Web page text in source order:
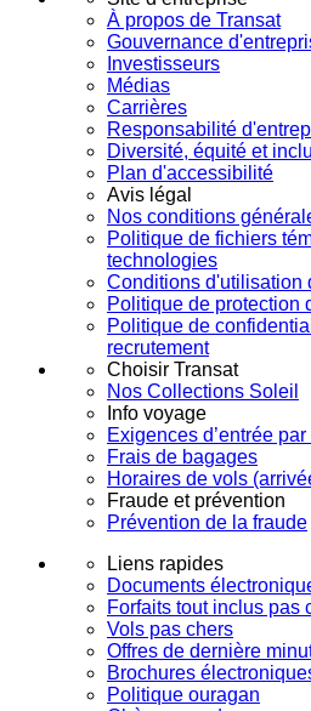
À propos de Transat
Gouvernance
Investisseurs
Médias
Carrières
Responsabilité
Diversité, équité et
Plan d'accessibilité
Avis légal
Nos conditions
Politique de fichiers
technologies
Conditions d'utilisation
Politique de protection
Politique de
recrutement
Choisir Transat
Nos Collections Soleil
Info voyage
Exigences d’entrée
Frais de bagages
Horaires de vols
Fraude et prévention
Prévention de la fraude
Liens rapides
Documents
Forfaits tout inclus pas
Vols pas chers
Offres de dernière
Brochures
Politique ouragan